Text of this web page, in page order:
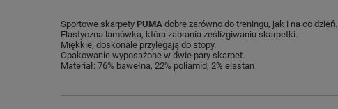
Sportowe skarpety PUMA dobre zarówno do treningu, jak i na co dzień.
Elastyczna lamówka, która zabrania ześlizgiwaniu skarpetki.
Miękkie, doskonale przylegają do stopy.
Opakowanie wyposażone w dwie pary skarpet.
Materiał: 76% bawełna, 22% poliamid, 2% elastan